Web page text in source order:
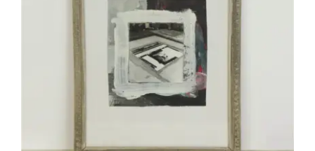
(1011) DELAY Alexandre – Sans-titre